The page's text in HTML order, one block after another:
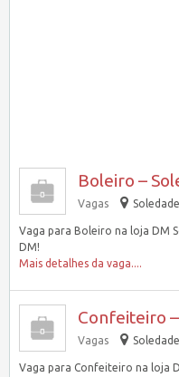
Boleiro –
Vagas
Vaga para Boleiro na loja DM
DM!
Mais detalhes da vaga....
Confeiteiro
Vagas
Vaga para Confeiteiro na loja